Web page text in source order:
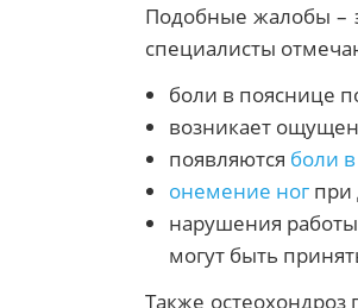
Подобные жалобы –
специалисты
боли в пояснице
возникает
появляются боли
онемение ног при
нарушения
могут быть
Также остеохондроз